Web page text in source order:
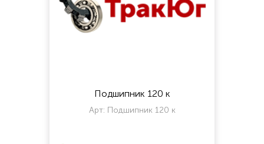
Подшипник 120 к
Арт: Подшипник 120 к